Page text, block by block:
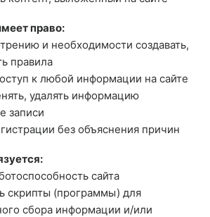
право:
и необходимости создавать,
правила
к любой информации на сайте
удалять информацию
записи
без объяснения причин
сайта
скрипты (программы) для
сбора информации и/или